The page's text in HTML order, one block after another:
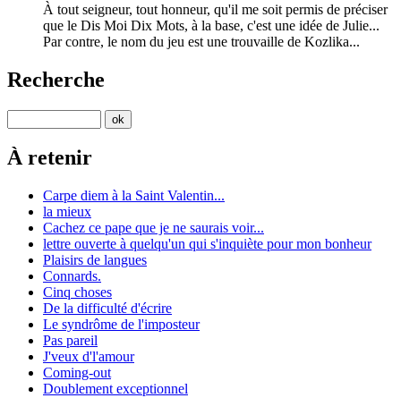
À tout seigneur, tout honneur, qu'il me soit permis de préciser
que le Dis Moi Dix Mots, à la base, c'est une idée de Julie...
Par contre, le nom du jeu est une trouvaille de Kozlika...
Recherche
À retenir
Carpe diem à la Saint Valentin...
la mieux
Cachez ce pape que je ne saurais voir...
lettre ouverte à quelqu'un qui s'inquiète pour mon bonheur
Plaisirs de langues
Connards.
Cinq choses
De la difficulté d'écrire
Le syndrôme de l'imposteur
Pas pareil
J'veux d'l'amour
Coming-out
Doublement exceptionnel